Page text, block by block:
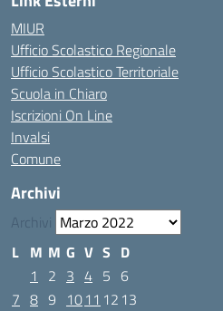
MIUR
Ufficio Scolastico Regionale
Ufficio Scolastico Territoriale
Scuola in Chiaro
Iscrizioni On Line
Invalsi
Comune
Archivi
Archivi
L M M G V S D
1
2 3 4 5 6
7 8 9 1011 12 13